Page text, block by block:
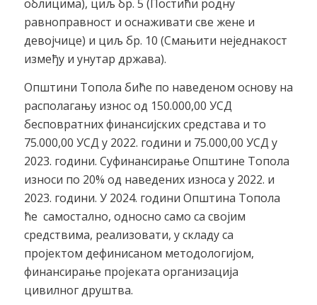
облицима), циљ бр. 5 (Постићи родну
равноправност и оснаживати све жене и
девојчице) и циљ бр. 10 (Смањити неједнакост
између и унутар држава).
Општини Топола биће по наведеном основу на
располагању износ од 150.000,00 УСД
бесповратних финансијских средстава и то
75.000,00 УСД у 2022. години и 75.000,00 УСД у
2023. години. Суфинансирање Општине Топола
износи по 20% од наведених износа у 2022. и
2023. години. У 2024. години Општина Топола
ће самостално, односно само са својим
средствима, реализовати, у складу са
пројектом дефинисаном методологијом,
финансирање пројеката организација
цивилног друштва.